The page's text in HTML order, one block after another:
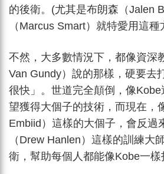
的後衛。(尤其是布朗森（Jalen
（Marcus Smart）就特愛用這種
不然，大多數情況下，都像資深
Van Gundy）說的那樣，硬要去
很快」。世道完全顛倒，像
望獲得大個子的技術，而現在，
Embiid）這樣的大個子，會反過
（Drew Hanlen）這樣的訓練大
衛，幫助每個人都能像Kobe一樣